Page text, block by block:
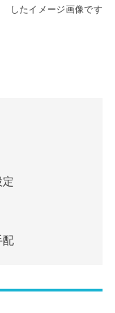
したイメージ画像です
配